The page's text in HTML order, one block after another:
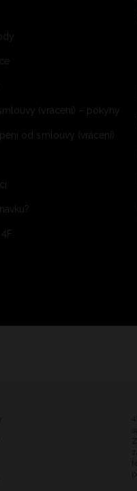
(vrácení) – pokyny
od smlouvy (vrácení)